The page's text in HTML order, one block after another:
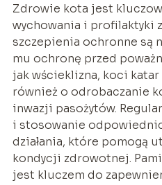
Zdrowie kota jest
wychowania i profilaktyki
szczepienia ochronne są
mu ochronę przed
jak wścieklizna, koci
również o odrobaczanie
inwazji pasożytów.
i stosowanie
działania, które pomogą
kondycji zdrowotnej.
jest kluczem do